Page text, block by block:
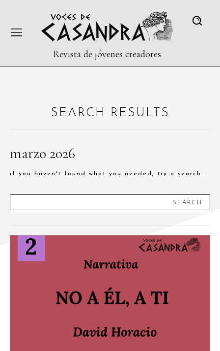
Revista de jóvenes creadores
SEARCH RESULTS
marzo 2026
if you haven't found what you needed, try a search.
SEARCH